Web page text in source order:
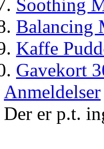
Soothing
Balancing
Kaffe
Gavekort
Anmeldelser
Der er p.t.